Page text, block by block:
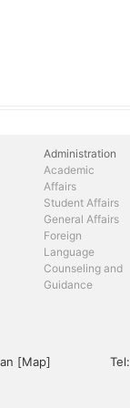
Administration
Academic
Affairs
Student Affairs
General Affairs
Foreign
Language
Counseling and
Guidance
[Map] Tel: